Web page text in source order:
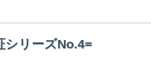
シリーズNo.4=